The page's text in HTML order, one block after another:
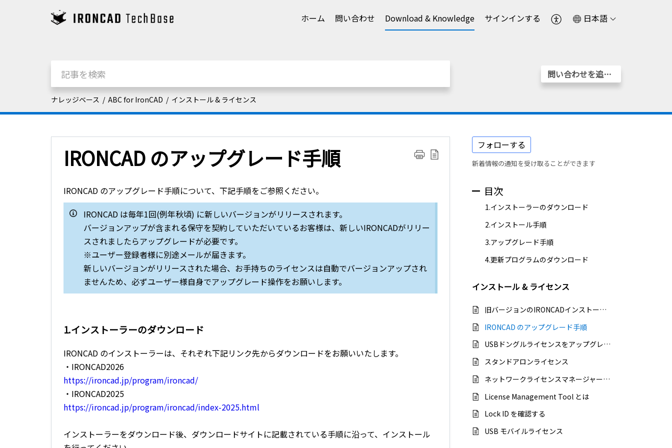
ホーム 問い合わせ Download & Knowledge サインインする 日本語
問い合わせを追加する
ナレッジベース ABC for IronCAD インストール & ライセンス
IRONCAD のアップグレード手順
IRONCAD のアップグレード手順について、下記手順をご参照ください。
IRONCAD は毎年1回(例年秋頃) に新しいバージョンがリリースされます。
バージョンアップが含まれる保守を契約していただいているお客様は、新しいIRONCADがリリー
スされましたらアップグレードが必要です。
※ユーザー登録者様に別途メールが届きます。
新しいバージョンがリリースされた場合、お手持ちのライセンスは自動でバージョンアップされ
ませんため、必ずユーザー様自身でアップグレード操作をお願いします。
1.インストーラーのダウンロード
IRONCAD のインストーラーは、それぞれ下記リンク先からダウンロードをお願いいたします。
・IRONCAD2026
https://ironcad.jp/program/ironcad/
・IRONCAD2025
https://ironcad.jp/program/ironcad/index-2025.html
インストーラーをダウンロード後、ダウンロードサイトに記載されている手順に沿って、インストール
フォローする
新着情報の通知を受け取ることができます
目次
1.インストーラーのダウンロード
2.インストール手順
3.アップグレード手順
4.更新プログラムのダウンロード
インストール & ライセンス
旧バージョンのIRONCADインストーラー
IRONCAD のアップグレード手順
USBドングルライセンスをアップグレードする（インターネットに接続できない場合）
スタンドアロンライセンス
ネットワークライセンスマネージャー（NLM）を再インストールする
License Management Tool とは
Lock ID を確認する
USB モバイルライセンス